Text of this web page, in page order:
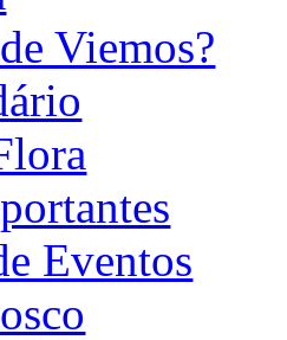
Viemos?
Eventos